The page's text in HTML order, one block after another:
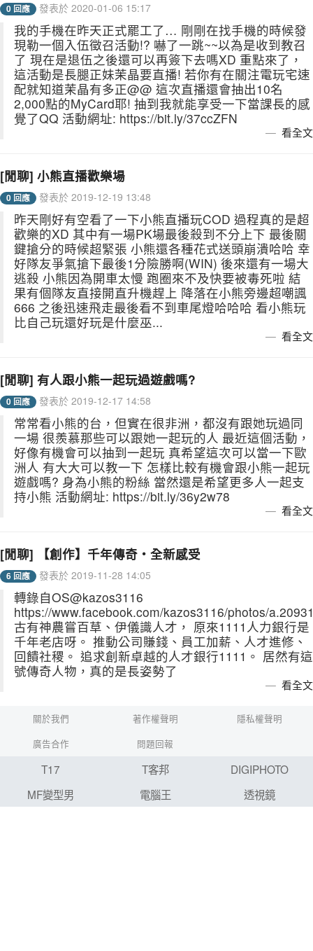
0 回應 發表於 2020-01-06 15:17
我的手機在昨天正式罷工了… 剛剛在找手機的時候發
現勒一個入伍徵召活動!? 嚇了一跳~~以為是收到教召
了 現在是退伍之後還可以再簽下去嗎XD 重點來了，
這活動是長腿正妹茉晶要直播! 若你有在關注電玩宅速
配就知道茉晶有多正@@ 這次直播還會抽出10名
2,000點的MyCard耶! 抽到我就能享受一下當課長的感
覺了QQ 活動網址: https://bit.ly/37ccZFN
看全文
[閒聊] 小熊直播歡樂場
0 回應 發表於 2019-12-19 13:48
昨天剛好有空看了一下小熊直播玩COD 過程真的是超
歡樂的XD 其中有一場PK場最後殺到不分上下 最後關
鍵搶分的時候超緊張 小熊還各種花式送頭崩潰哈哈 幸
好隊友爭氣搶下最後1分險勝啊(WIN) 後來還有一場大
逃殺 小熊因為開車太慢 跑圈來不及快要被毒死啦 結
果有個隊友直接開直升機趕上 降落在小熊旁邊超嘲諷
666 之後迅速飛走最後看不到車尾燈哈哈哈 看小熊玩
比自己玩還好玩是什麼巫...
看全文
[閒聊] 有人跟小熊一起玩過遊戲嗎?
0 回應 發表於 2019-12-17 14:58
常常看小熊的台，但實在很非洲，都沒有跟她玩過同
一場 很羨慕那些可以跟她一起玩的人 最近這個活動，
好像有機會可以抽到一起玩 真希望這次可以當一下歐
洲人 有大大可以教一下 怎樣比較有機會跟小熊一起玩
遊戲嗎? 身為小熊的粉絲 當然還是希望更多人一起支
持小熊 活動網址: https://bit.ly/36y2w78
看全文
[閒聊] 【創作】千年傳奇‧全新感受
6 回應 發表於 2019-11-28 14:05
轉錄自OS@kazos3116
https://www.facebook.com/kazos3116/photos/
古有神農嘗百草、伊儀識人才， 原來1111人力銀行是
千年老店呀。 推動公司賺錢、員工加薪、人才進修、
回饋社稷。 追求創新卓越的人才銀行1111。 居然有這
號傳奇人物，真的是長姿勢了
看全文
關於我們 著作權聲明
隱私權聲明
廣告合作
問題回報
T17 T客邦
DIGIPHOTO
MF變型男
電腦王 透視鏡